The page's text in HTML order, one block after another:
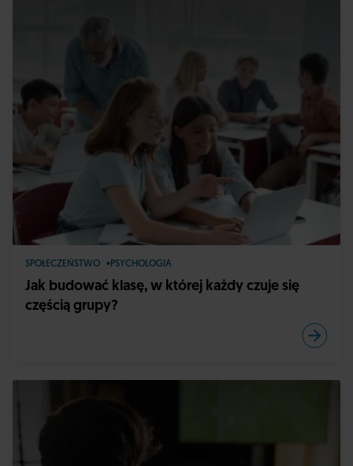
SPOŁECZEŃSTWO PSYCHOLOGIA
Jak budować klasę, w której każdy czuje się
częścią grupy?